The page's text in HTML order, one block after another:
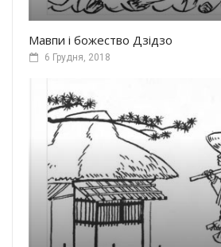
Мавпи і божество Дзідзо
6 Грудня, 2018